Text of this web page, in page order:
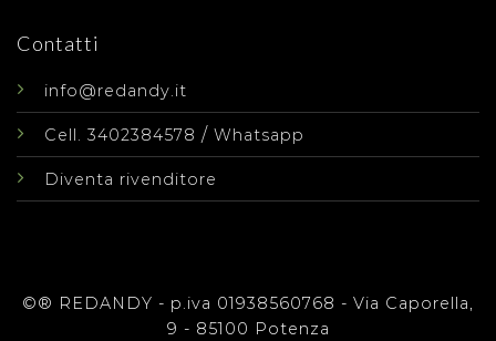
Contatti
info@redandy.it
Cell. 3402384578 / Whatsapp
Diventa rivenditore
©® REDANDY - p.iva 01938560768 - Via Caporella,
9 - 85100 Potenza